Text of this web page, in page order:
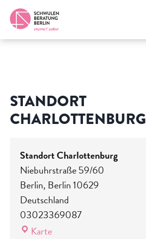
STANDORT
CHARLOTTENBURG
Standort Charlottenburg
Niebuhrstraße 59/60
Berlin, Berlin10629
Deutschland
03023369087
KarteStandort